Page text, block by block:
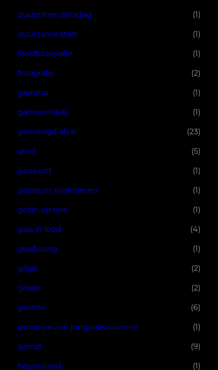
duurzame dinsdag (1)
duurzame stad (1)
foodfotografie (1)
fotografie (2)
gamma (1)
gansewinkel (1)
gemengd afval (23)
gent (5)
geopunt (1)
geopunt vlaanderen (1)
gezin op reis (1)
glas in lood (4)
glasfusing (1)
grijze (2)
groen (2)
groene (6)
groepsreizen jongvolwassenen (1)
grond (9)
heuvelland (1)